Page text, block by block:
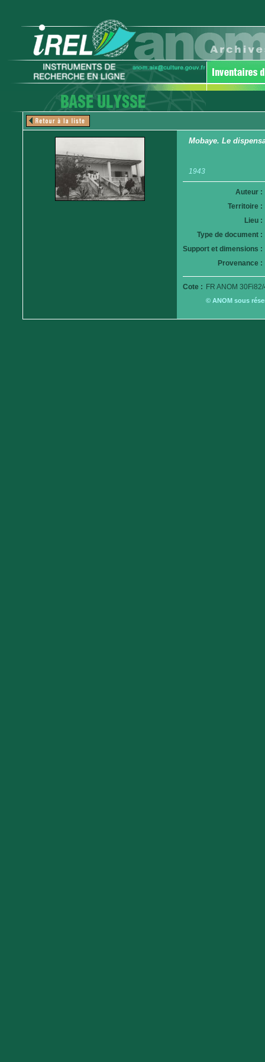
Mobaye. Le
1943
Auteur :
Territoire :
Lieu :
Type de document :
Support et dimensions :
Provenance :
Cote : FR ANOM
© ANOM sous